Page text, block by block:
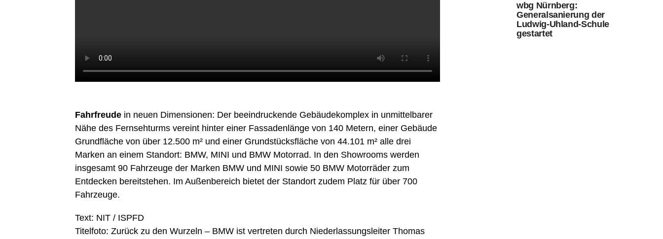
Fahrfreude in neuen Dimensionen: Der beeindruckende Gebäudekomplex in unmittelbarer
Nähe des Fernsehturms vereint hinter einer Fassadenlänge von 140 Metern, einer Gebäude
Grundfläche von über 12.500 m² und einer Grundstücksfläche von 44.101 m² alle drei
Marken an einem Standort: BMW, MINI und BMW Motorrad. In den Showrooms werden
insgesamt 90 Fahrzeuge der Marken BMW und MINI sowie 50 BMW Motorräder zum
Entdecken bereitstehen. Im Außenbereich bietet der Standort zudem Platz für über 700
Fahrzeuge.
Text: NIT / ISPFD
Titelfoto: Zurück zu den Wurzeln – BMW ist vertreten durch Niederlassungsleiter Thomas
wbg Nürnberg:
Generalsanierung der
Ludwig-Uhland-Schule
gestartet